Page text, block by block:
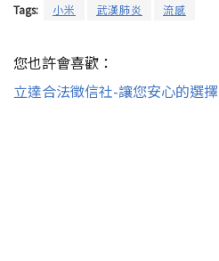
Tags: 小米 武漢肺炎 流感
您也許會喜歡：
立達合法徵信社-讓您安心的選擇